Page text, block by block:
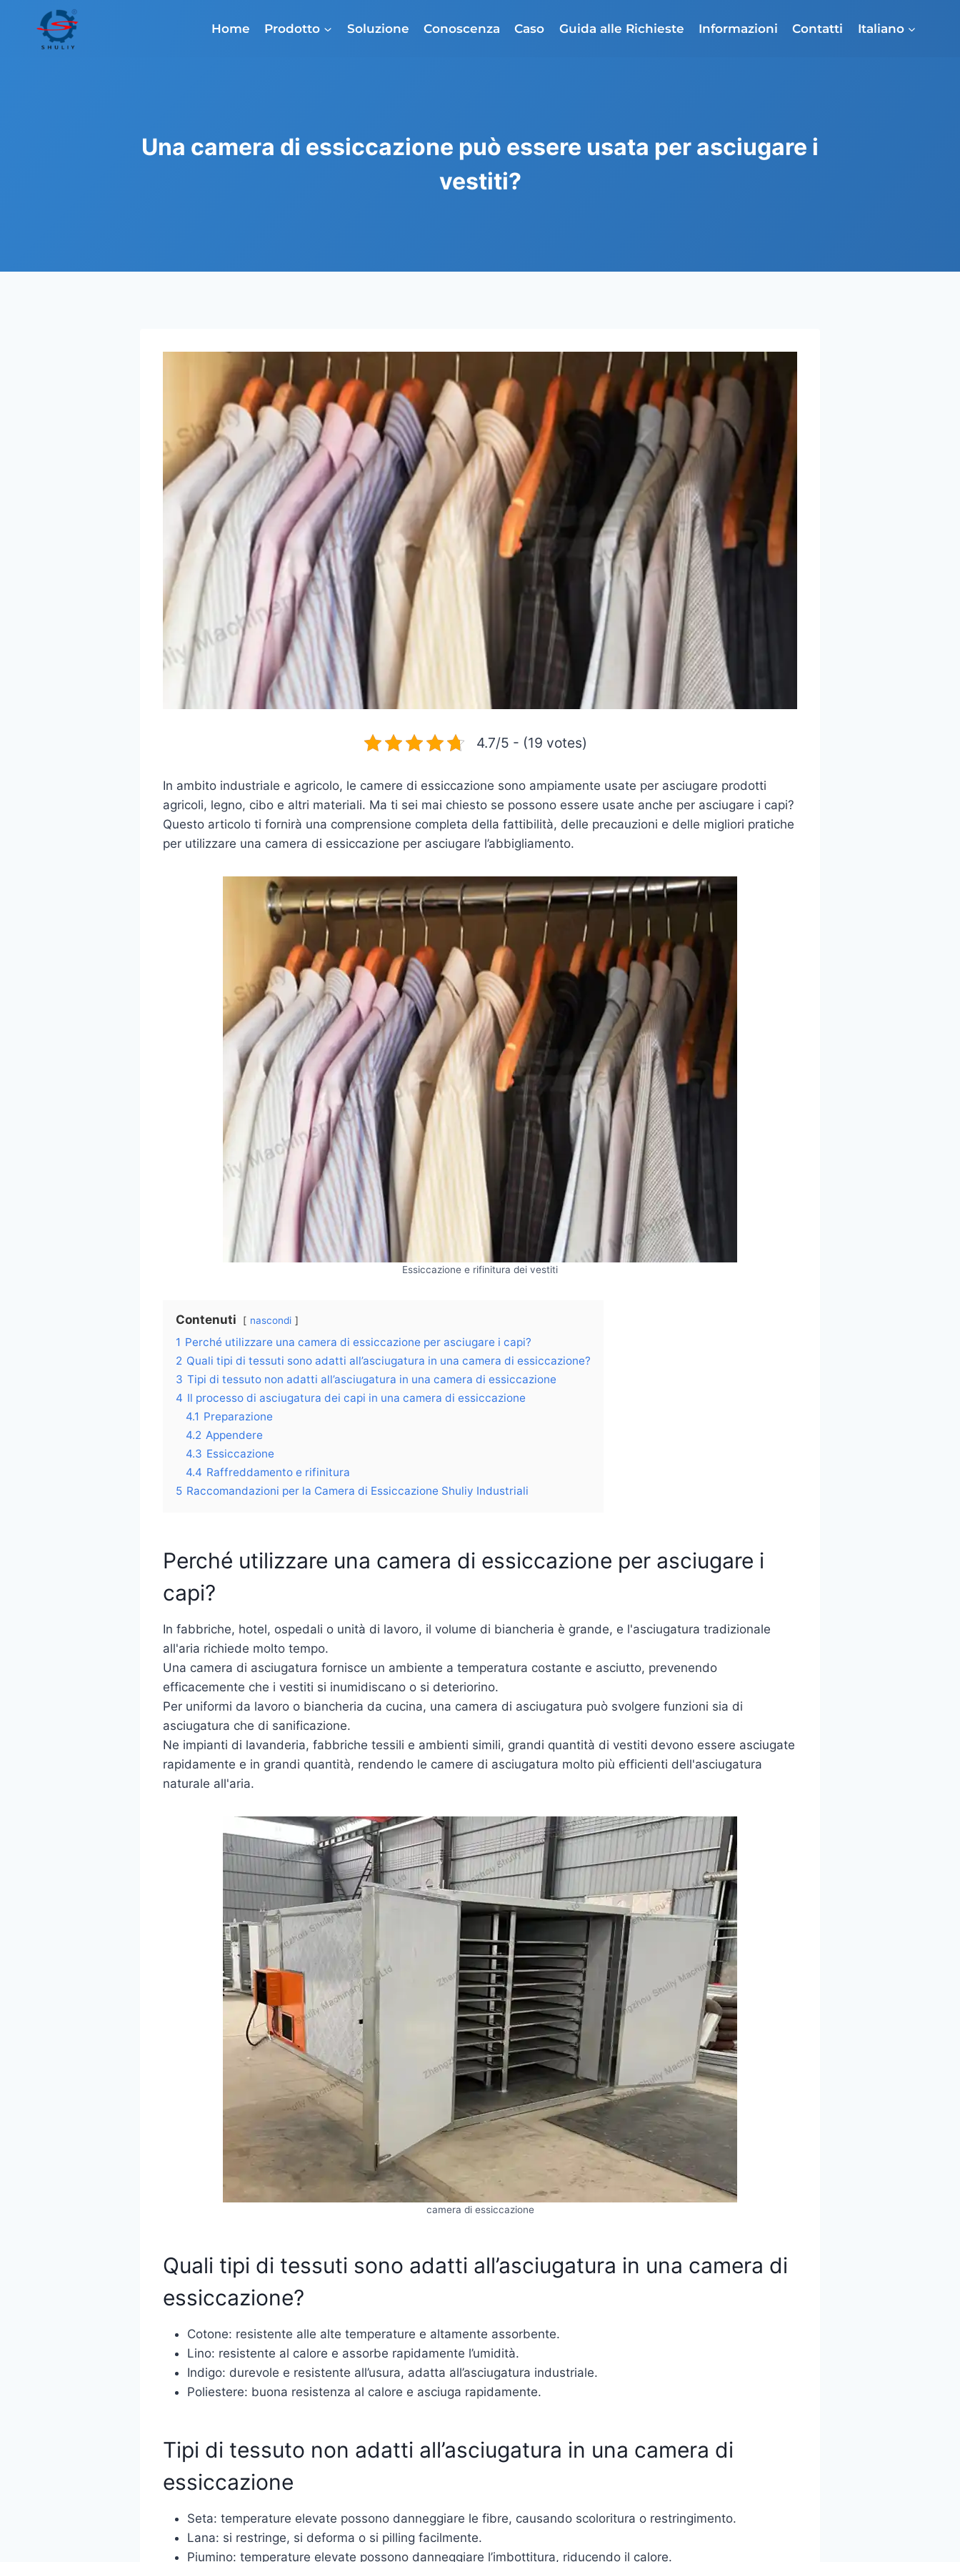
contenuto
Home Prodotto Soluzione Conoscenza Caso Guida alle Richieste Informazioni Contatti Italiano
Una camera di essiccazione può essere usata per asciugare i
vestiti?
4.7/5 - (19 votes)
In ambito industriale e agricolo, le camere di essiccazione sono ampiamente usate per asciugare prodotti
agricoli, legno, cibo e altri materiali. Ma ti sei mai chiesto se possono essere usate anche per asciugare i capi?
Questo articolo ti fornirà una comprensione completa della fattibilità, delle precauzioni e delle migliori pratiche
per utilizzare una camera di essiccazione per asciugare l’abbigliamento.
Essiccazione e rifinitura dei vestiti
Contenuti nascondi
1 Perché utilizzare una camera di essiccazione per asciugare i capi?
2 Quali tipi di tessuti sono adatti all’asciugatura in una camera di essiccazione?
3 Tipi di tessuto non adatti all’asciugatura in una camera di essiccazione
4 Il processo di asciugatura dei capi in una camera di essiccazione
4.1 Preparazione
4.2 Appendere
4.3 Essiccazione
4.4 Raffreddamento e rifinitura
5 Raccomandazioni per la Camera di Essiccazione Shuliy Industriali
Perché utilizzare una camera di essiccazione per asciugare i
capi?
In fabbriche, hotel, ospedali o unità di lavoro, il volume di biancheria è grande, e l'asciugatura tradizionale
all'aria richiede molto tempo.
Una camera di asciugatura fornisce un ambiente a temperatura costante e asciutto, prevenendo
efficacemente che i vestiti si inumidiscano o si deteriorino.
Per uniformi da lavoro o biancheria da cucina, una camera di asciugatura può svolgere funzioni sia di
asciugatura che di sanificazione.
Ne impianti di lavanderia, fabbriche tessili e ambienti simili, grandi quantità di vestiti devono essere asciugate
rapidamente e in grandi quantità, rendendo le camere di asciugatura molto più efficienti dell'asciugatura
naturale all'aria.
camera di essiccazione
Quali tipi di tessuti sono adatti all’asciugatura in una camera di
essiccazione?
Cotone: resistente alle alte temperature e altamente assorbente.
Lino: resistente al calore e assorbe rapidamente l’umidità.
Indigo: durevole e resistente all’usura, adatta all’asciugatura industriale.
Poliestere: buona resistenza al calore e asciuga rapidamente.
Tipi di tessuto non adatti all’asciugatura in una camera di
essiccazione
Seta: temperature elevate possono danneggiare le fibre, causando scoloritura o restringimento.
Lana: si restringe, si deforma o si pilling facilmente.
Piumino: temperature elevate possono danneggiare l’imbottitura, riducendo il calore.